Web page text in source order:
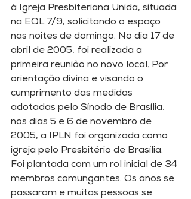
à Igreja Presbiteriana Unida, situada
na EQL 7/9, solicitando o espaço
nas noites de domingo. No dia 17 de
abril de 2005, foi realizada a
primeira reunião no novo local. Por
orientação divina e visando o
cumprimento das medidas
adotadas pelo Sínodo de Brasília,
nos dias 5 e 6 de novembro de
2005, a IPLN foi organizada como
igreja pelo Presbitério de Brasília.
Foi plantada com um rol inicial de 34
membros comungantes. Os anos se
passaram e muitas pessoas se